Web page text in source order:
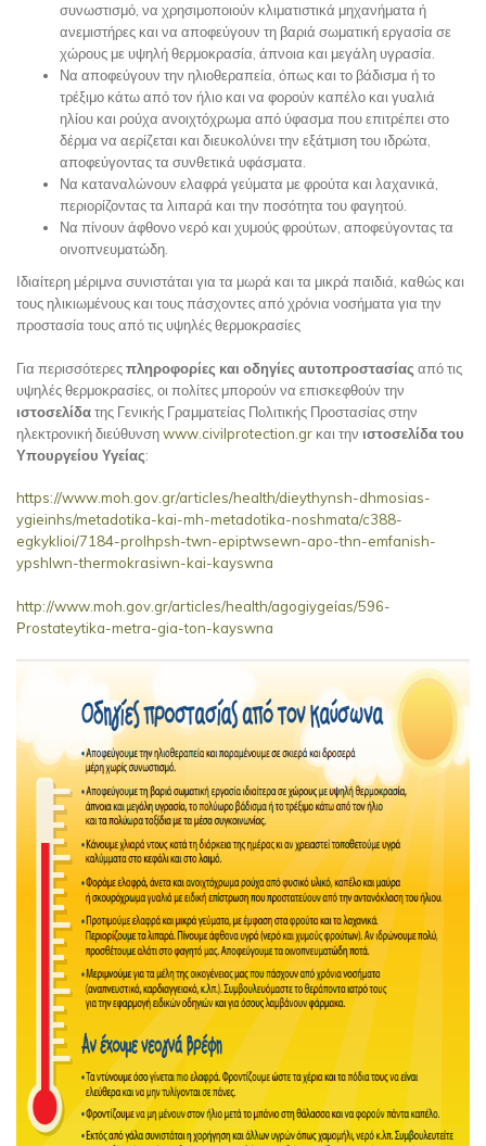
συνωστισμό, να χρησιμοποιούν κλιματιστικά μηχανήματα ή
ανεμιστήρες και να αποφεύγουν τη βαριά σωματική εργασία σε
χώρους με υψηλή θερμοκρασία, άπνοια και μεγάλη υγρασία.
Να αποφεύγουν την ηλιοθεραπεία, όπως και το βάδισμα ή το
τρέξιμο κάτω από τον ήλιο και να φορούν καπέλο και γυαλιά
ηλίου και ρούχα ανοιχτόχρωμα από ύφασμα που επιτρέπει στο
δέρμα να αερίζεται και διευκολύνει την εξάτμιση του ιδρώτα,
αποφεύγοντας τα συνθετικά υφάσματα.
Να καταναλώνουν ελαφρά γεύματα με φρούτα και λαχανικά,
περιορίζοντας τα λιπαρά και την ποσότητα του φαγητού.
Να πίνουν άφθονο νερό και χυμούς φρούτων, αποφεύγοντας τα
οινοπνευματώδη.
Ιδιαίτερη μέριμνα συνιστάται για τα μωρά και τα μικρά παιδιά, καθώς και
τους ηλικιωμένους και τους πάσχοντες από χρόνια νοσήματα για την
προστασία τους από τις υψηλές θερμοκρασίες
Για περισσότερεςπληροφορίες και οδηγίες αυτοπροστασίας από τις
υψηλές θερμοκρασίες, οι πολίτες μπορούν να επισκεφθούν την
ιστοσελίδατης Γενικής Γραμματείας Πολιτικής Προστασίας στην
ηλεκτρονική διεύθυνσηwww.civilprotection.gr και την ιστοσελίδα του
Υπουργείου Υγείας:
https://www.moh.gov.gr/articles/health/dieythynsh-dhmosias-
ygieinhs/metadotika-kai-mh-metadotika-noshmata/c388-
egkyklioi/7184-prolhpsh-twn-epiptwsewn-apo-thn-emfanish-
ypshlwn-thermokrasiwn-kai-kayswna
http://www.moh.gov.gr/articles/heaIth/agogiygeίas/596-
Ρrostateytika-metra-gia-ton-kayswna